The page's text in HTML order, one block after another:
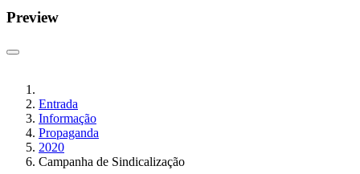
Preview
Entrada
Informação
Propaganda
2020
Campanha de Sindicalização